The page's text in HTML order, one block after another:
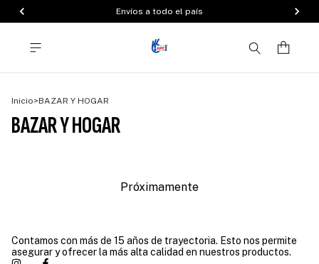
Envíos a todo el país
Inicio>BAZAR Y HOGAR
BAZAR Y HOGAR
Próximamente
Contamos con más de 15 años de trayectoria. Esto nos permite
asegurar y ofrecer la más alta calidad en nuestros productos.